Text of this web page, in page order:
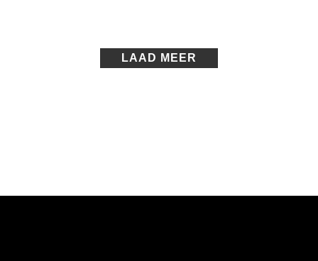
LAAD MEER